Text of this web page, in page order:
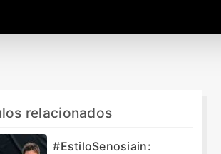
relacionados
#EstiloSenosiain: